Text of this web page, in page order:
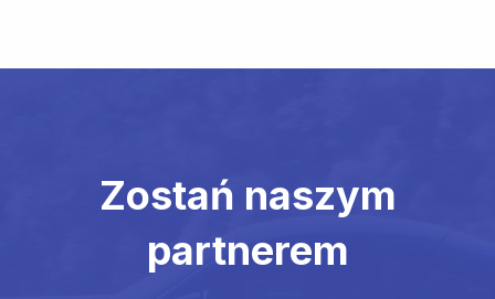
Zostań naszym
partnerem